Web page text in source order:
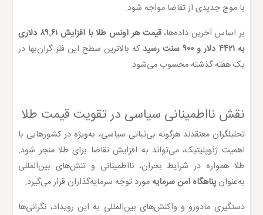
با موج جدیدی از تقاضا مواجه شود.
بر اساس آخرین داده‌ها،
قیمت هر اونس طلا با افزایش ۸۹.۶۱ دلاری
به ۴۴۲۱ دلار و ۹۰۰ سنت رسید
که بالاترین سطح این فلز گران‌بها در
یک هفته گذشته محسوب می‌شود.
نقش نااطمینانی سیاسی در تقویت قیمت طلا
تحلیلگران معتقدند هرگونه بی‌ثباتی سیاسی، به‌ویژه در کشورهایی با
اهمیت ژئوپلیتیک، می‌تواند به افزایش تقاضا برای طلا منجر شود.
طلا همواره در شرایط بحران، نااطمینانی و تنش‌های بین‌المللی
به‌عنوانپناهگاه امن سرمایه مورد توجه سرمایه‌گذاران قرار می‌گیرد.
دستگیری مادورو و واکنش‌های بین‌المللی به این رویداد، نگرانی‌ها